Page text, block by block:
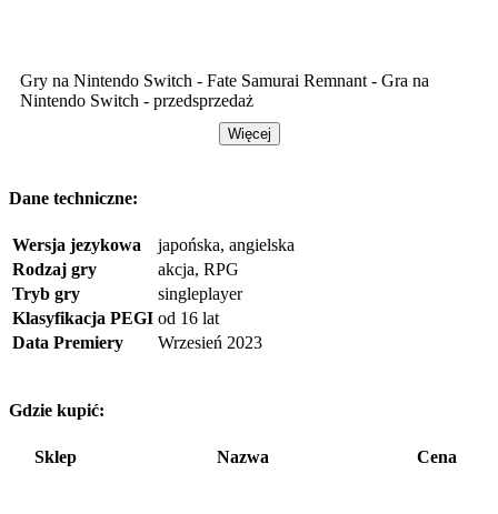
Gry na Nintendo Switch - Fate Samurai Remnant - Gra na
Nintendo Switch - przedsprzedaż
Więcej
Dane techniczne:
Wersja jezykowa
japońska, angielska
Rodzaj gry
akcja, RPG
Tryb gry
singleplayer
Klasyfikacja PEGI od 16 lat
Data Premiery
Wrzesień 2023
Gdzie kupić:
Sklep Nazwa Cena